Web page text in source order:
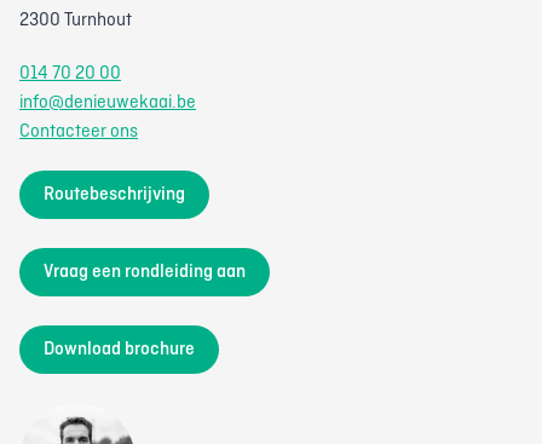
2300 Turnhout
014 70 20 00
info@denieuwekaai.be
Contacteer ons
Routebeschrijving
Vraag een rondleiding aan
Download brochure